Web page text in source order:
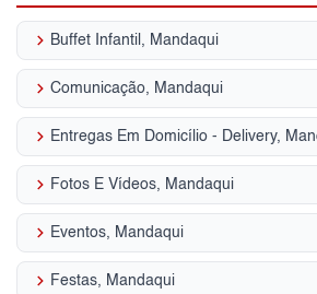
keyboard_arrow_right Buffet Infantil, Mandaqui
keyboard_arrow_right Comunicação, Mandaqui
keyboard_arrow_right Entregas Em Domicílio - Delivery,
keyboard_arrow_right Fotos E Vídeos, Mandaqui
keyboard_arrow_right Eventos, Mandaqui
keyboard_arrow_right Festas, Mandaqui